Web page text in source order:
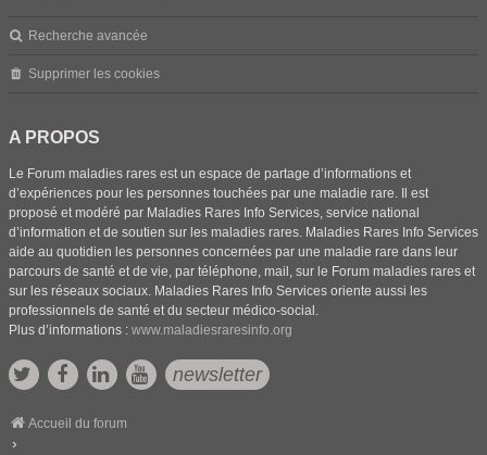
Recherche avancée
Supprimer les cookies
A PROPOS
Le Forum maladies rares est un espace de partage d’informations et
d’expériences pour les personnes touchées par une maladie rare. Il est
proposé et modéré par Maladies Rares Info Services, service national
d’information et de soutien sur les maladies rares. Maladies Rares Info Services
aide au quotidien les personnes concernées par une maladie rare dans leur
parcours de santé et de vie, par téléphone, mail, sur le Forum maladies rares et
sur les réseaux sociaux. Maladies Rares Info Services oriente aussi les
professionnels de santé et du secteur médico-social.
Plus d’informations : www.maladiesraresinfo.org
newsletter
Accueil du forum